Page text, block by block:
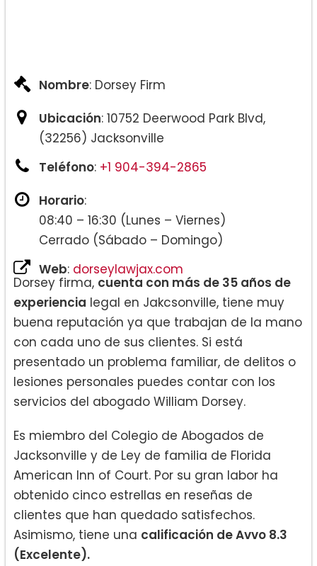
Nombre: Dorsey Firm
Ubicación: 10752 Deerwood Park Blvd,
(32256) Jacksonville
Teléfono: +1 904-394-2865
Horario:
08:40 – 16:30 (Lunes – Viernes)
Cerrado (Sábado – Domingo)
Web: dorseylawjax.com
Dorsey firma, cuenta con más de 35 años de
experiencia legal en Jakcsonville, tiene muy
buena reputación ya que trabajan de la mano
con cada uno de sus clientes. Si está
presentado un problema familiar, de delitos o
lesiones personales puedes contar con los
servicios del abogado William Dorsey.
Es miembro del Colegio de Abogados de
Jacksonville y de Ley de familia de Florida
American Inn of Court. Por su gran labor ha
obtenido cinco estrellas en reseñas de
clientes que han quedado satisfechos.
Asimismo, tiene una calificación de Avvo 8.3
(Excelente).